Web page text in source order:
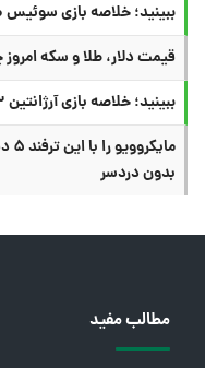
ببینید؛ خلاصه بازی سوئیس ۰ (۴) - کلمبیا ۰ (۳) در جام جهانی
قیمت دلار، طلا و سکه امروز
ببینید؛ خلاصه بازی آرژانتین ۳ - مصر ۲ در جام جهانی
بدون دردسر
مطالب مفید